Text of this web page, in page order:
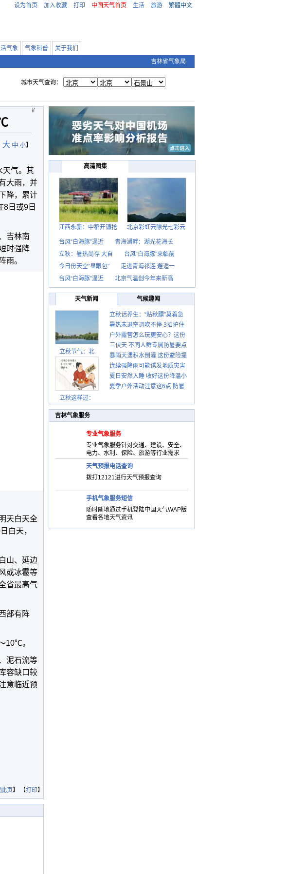
设为首页 加入收藏 打印 中国天气首页 生活 旅游 繁體中文
气象 气象科普
关于我们
吉林省气象局
城市天气查询：
大 中 小】
天气。其
大雨，并
降，累计
日或9日
吉林南
时强降
雨。
天白天全
白天，
山、延边
或冰雹等
省最高气
部有阵
10℃。
泥石流等
容缺口较
意临近预
#
页】 【打印】
高清图集
江西永新：中稻开镰抢 北京彩虹云隙光七彩云
台风“白海豚”逼近
青海湖畔：湖光花海长
立秋：暑热尚存 大自
台风“白海豚”来临前
今日份天空“显眼包”
走进青海祁连 邂逅一
台风“白海豚”逼近
北京气温创今年来新高
天气新闻 气候趣闻
立秋节气：北
立秋这样过：
立秋话养生：“贴秋膘”莫着急
先清暑再防燥
暑热未退空调吹不停 3招护住
肩颈不酸痛
户外露营怎么玩更安心？这份
攻略请收好
三伏天 不同人群专属防暑要点
请收好
暴雨天遇积水倒灌 这份避险提
示请收好
连续强降雨可能诱发地质灾害
这些前兆要知道
夏日安然入睡 收好这份降温小
贴士
夏季户外活动注意这6点 防暑
吉林气象服务
专业气象服务
专业气象服务针对交通、建设、安全、
电力、水利、保险、旅游等行业需求
天气预报电话查询
拨打12121进行天气预报查询
手机气象服务短信
随时随地通过手机登陆中国天气WAP版
查看各地天气资讯